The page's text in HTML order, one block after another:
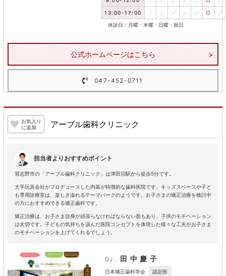
13:00-17:00 ／ ／ ／ ／ ／ ○ ／
休診日：月曜・木曜・日曜・祝日
公式ホームページはこちら
047-452-0711
お気入り
に追加
アーブル歯科クリニック
担当者よりおすすめポイント
習志野市の「アーブル歯科クリニック」は津田沼駅から徒歩5分です。
大手玩具会社がプロデュースした内装が特徴的な歯科医院です。キッズスペースや子ど
も専用診療室は、楽しさ溢れるテーマパークのようです。お子さまの矯正治療を検討中
の方におすすめできる矯正歯科です。
矯正治療は、お子さま自身が頑張らなければならない面もあり、子供のモチベーション
は大切です。子どもの気持ちを汲んだ医院コンセプトを体現した様々な工夫がお子さま
のモチベーションを上げてくれるでしょう。
Dr. 田中慶子
日本矯正歯科学会 認定医